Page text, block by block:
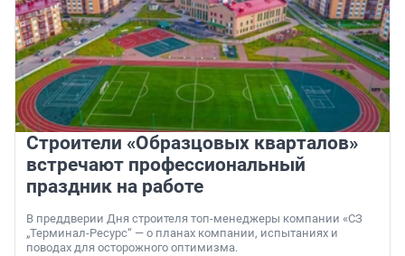
Строители «Образцовых кварталов»
встречают профессиональный
праздник на работе
В преддверии Дня строителя топ-менеджеры компании «СЗ
„Терминал-Ресурс“ — о планах компании, испытаниях и
поводах для осторожного оптимизма.